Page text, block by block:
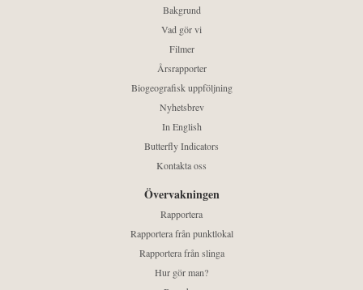
Bakgrund
Vad gör vi
Filmer
Årsrapporter
Biogeografisk uppföljning
Nyhetsbrev
In English
Butterfly Indicators
Kontakta oss
Övervakningen
Rapportera
Rapportera från punktlokal
Rapportera från slinga
Hur gör man?